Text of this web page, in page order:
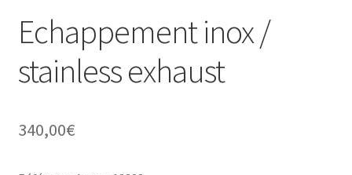
Panier
Sample Page
Echappement inox /
stainless exhaust
340,00€